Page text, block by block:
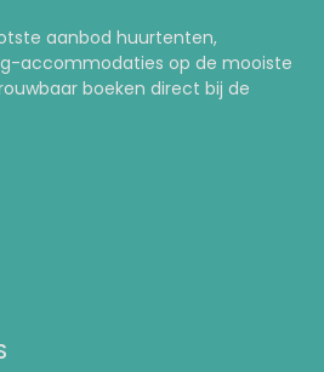
aanbod huurtenten,
accommodaties op de mooiste
boeken direct bij de